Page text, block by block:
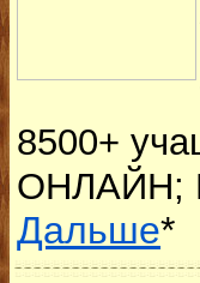
8500+
ОНЛАЙН;
Дальше*